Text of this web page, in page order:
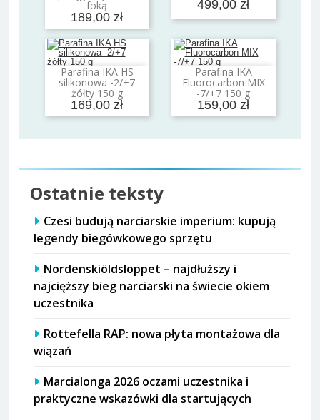
foką
189,00 zł
499,00 zł
Parafina IKA HS
silikonowa -2/+7
żółty 150 g
169,00 zł
Dodaj do koszyka Parafina IKA
Fluorocarbon MIX
-7/+7 150 g
159,00 zł
Dodaj do koszyka
Ostatnie teksty
Czesi budują narciarskie imperium: kupują
legendy biegówkowego sprzętu
Nordenskiöldsloppet – najdłuższy i
najcięższy bieg narciarski na świecie okiem
uczestnika
Rottefella RAP: nowa płyta montażowa dla
wiązań
Marcialonga 2026 oczami uczestnika i
praktyczne wskazówki dla startujących